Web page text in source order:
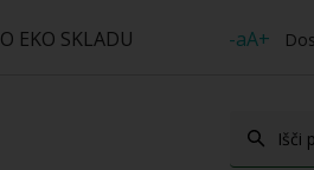
O EKO SKLADU -aA+